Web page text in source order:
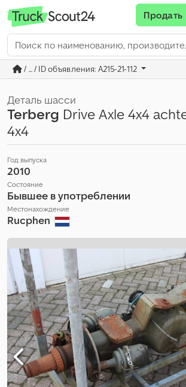
Продать
/ ... / ID объявления: A215-21-112
Деталь шасси
Terberg Drive Axle 4x4
4x4
Год выпуска
2010
Состояние
Бывшее в употреблении
Местонахождение
Rucphen